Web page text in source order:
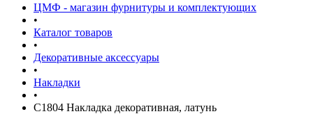
ЦМФ - магазин фурнитуры и комплектующих
•
Каталог товаров
•
Декоративные аксессуары
•
Накладки
•
C1804 Накладка декоративная, латунь